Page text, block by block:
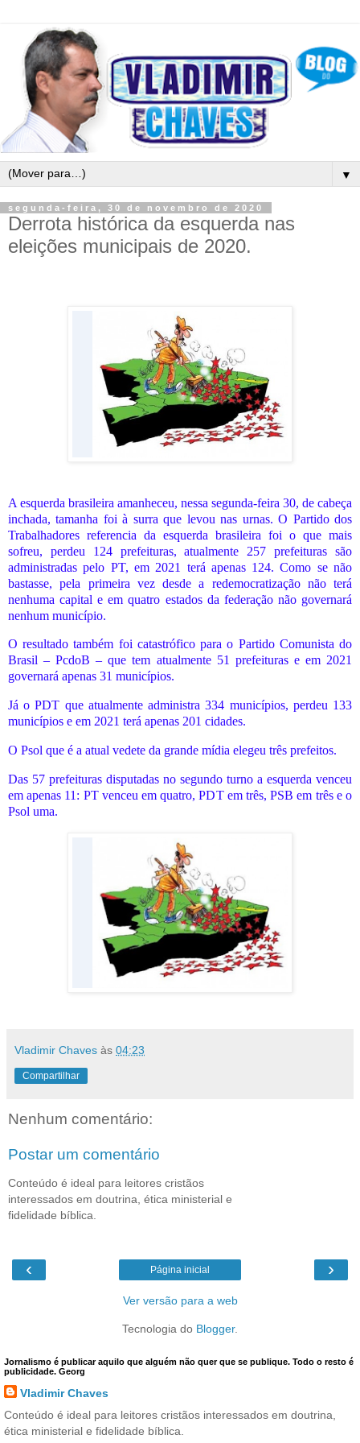
▼
segunda-feira, 30 de novembro de 2020
Derrota histórica da esquerda nas
eleições municipais de 2020.
A esquerda brasileira amanheceu, nessa segunda-feira 30, de cabeça
inchada, tamanha foi à surra que levou nas urnas. O Partido dos
Trabalhadores referencia da esquerda brasileira foi o que mais
sofreu, perdeu 124 prefeituras, atualmente 257 prefeituras são
administradas pelo PT, em 2021 terá apenas 124. Como se não
bastasse, pela primeira vez desde a redemocratização não terá
nenhuma capital e em quatro estados da federação não governará
nenhum município.
O resultado também foi catastrófico para o Partido Comunista do
Brasil – PcdoB – que tem atualmente 51 prefeituras e em 2021
governará apenas 31 municípios.
Já o PDT que atualmente administra 334 municípios, perdeu 133
municípios e em 2021 terá apenas 201 cidades.
O Psol que é a atual vedete da grande mídia elegeu três prefeitos.
Das 57 prefeituras disputadas no segundo turno a esquerda venceu
em apenas 11: PT venceu em quatro, PDT em três, PSB em três e o
Psol uma.
Vladimir Chaves às 04:23
Compartilhar
Nenhum comentário:
Postar um comentário
Conteúdo é ideal para leitores cristãos
interessados em doutrina, ética ministerial e
fidelidade bíblica.
‹ ›
Página inicial
Ver versão para a web
Tecnologia do Blogger.
Jornalismo é publicar aquilo que alguém não quer que se publique. Todo o resto é
publicidade. Georg
Vladimir Chaves
Conteúdo é ideal para leitores cristãos interessados em doutrina,
ética ministerial e fidelidade bíblica.